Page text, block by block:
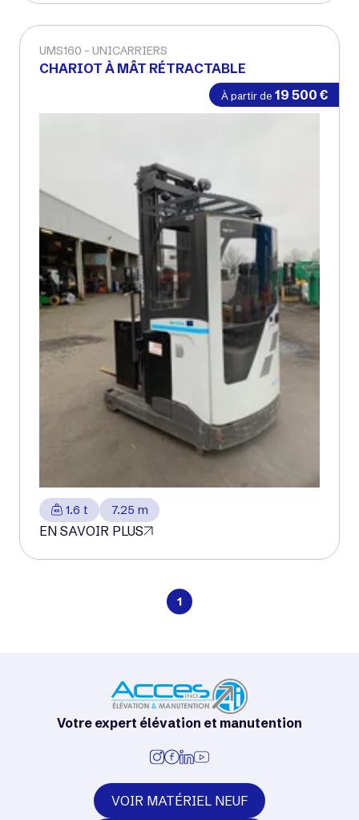
CHARIOT À MÂT RÉTRACTABLE
UNICARRIERS
UMS160
À partir de 19 500 €
1.6 t 7.25 m
EN SAVOIR PLUS
1
Votre expert élévation et manutention
VOIR MATÉRIEL NEUF